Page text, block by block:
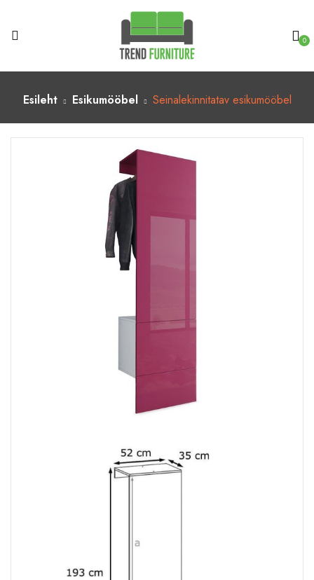
0
Esileht Esikumööbel Seinalekinnitatav esikumööbel